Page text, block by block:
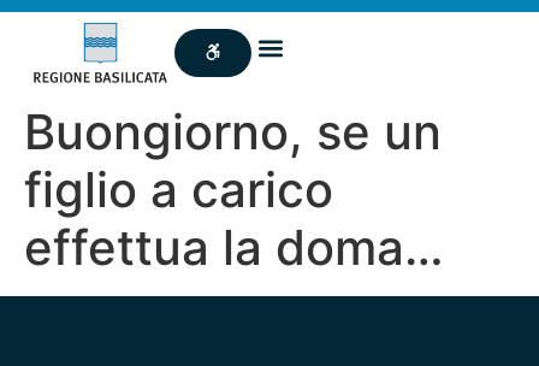
Buongiorno, se un
figlio a carico
effettua la doma…